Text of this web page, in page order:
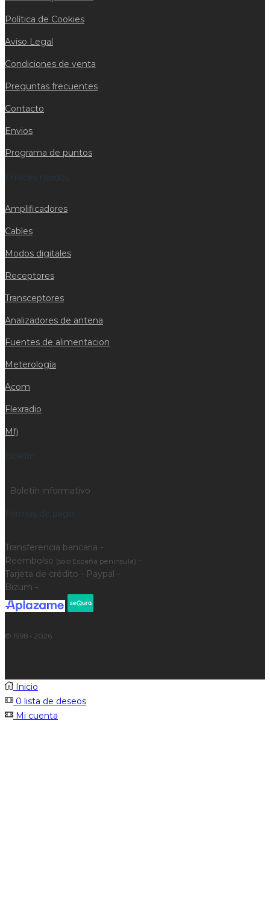
Política de Cookies
Aviso Legal
Condiciones de venta
Preguntas frecuentes
Contacto
Envios
Programa de puntos
Enlaces rapidos
Amplificadores
Cables
Modos digitales
Receptores
Transceptores
Analizadores de antena
Fuentes de alimentacion
Meterología
Acom
Flexradio
Mfj
Boletín
Boletín informativo
Formas de pago
Transferencia bancaria -
Reembolso (solo España península) -
Tarjeta de crédito - Paypal -
Bizum -
© 1998 - 2026
Inicio
0 lista de deseos
Mi cuenta